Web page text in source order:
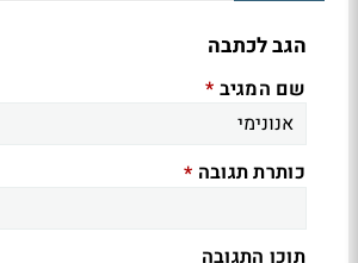
הגב לכתבה
שם המגיב *
כותרת תגובה *
תוכן התגובה